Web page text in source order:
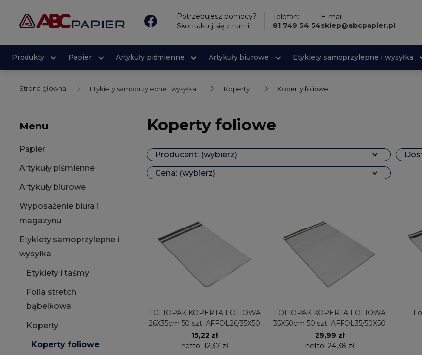
Potrzebujesz pomocy?
Skontaktuj się z nami!
Telefon:
81 749 54 54
E-mail:
sklep@abcpapier.pl
Produkty Papier Artykuły piśmienne Artykuły biurowe Etykiety samoprzylepne i wysyłka
Strona główna Etykiety samoprzylepne i wysyłka Koperty Koperty foliowe
Menu
Papier
Artykuły piśmienne
Artykuły biurowe
Wyposażenie biura i
magazynu
Etykiety samoprzylepne i
wysyłka
Etykiety i taśmy
Folia stretch i
bąbelkowa
Koperty
Koperty foliowe
Koperty foliowe
Producent: (wybierz)
Cena: (wybierz)
FOLIOPAK KOPERTA FOLIOWA
26X35cm 50 szt. AFFOL26/35X50
15,22 zł
netto: 12,37 zł
FOLIOPAK KOPERTA FOLIOWA
35X50cm 50 szt. AFFOL35/50X50
29,99 zł
netto: 24,38 zł